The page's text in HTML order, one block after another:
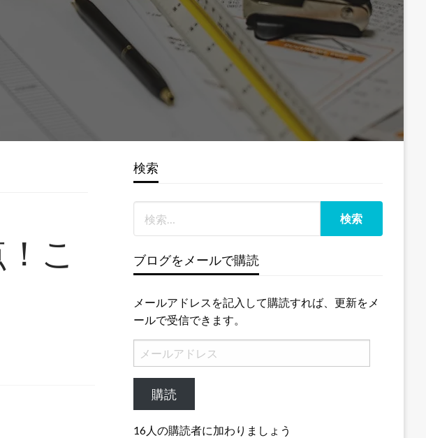
こ
検索
ブログをメールで購読
メールアドレスを記入して購読すれば、更新をメ
ールで受信できます。
ー
レ
購読
16人の購読者に加わりましょう